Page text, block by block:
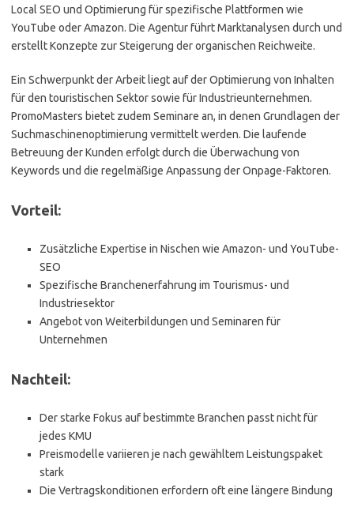
Local SEO und Optimierung für spezifische Plattformen wie
YouTube oder Amazon. Die Agentur führt Marktanalysen durch und
erstellt Konzepte zur Steigerung der organischen Reichweite.
Ein Schwerpunkt der Arbeit liegt auf der Optimierung von Inhalten
für den touristischen Sektor sowie für Industrieunternehmen.
PromoMasters bietet zudem Seminare an, in denen Grundlagen der
Suchmaschinenoptimierung vermittelt werden. Die laufende
Betreuung der Kunden erfolgt durch die Überwachung von
Keywords und die regelmäßige Anpassung der Onpage-Faktoren.
Vorteil:
Zusätzliche Expertise in Nischen wie Amazon- und YouTube-
SEO
Spezifische Branchenerfahrung im Tourismus- und
Industriesektor
Angebot von Weiterbildungen und Seminaren für
Unternehmen
Nachteil:
Der starke Fokus auf bestimmte Branchen passt nicht für
jedes KMU
Preismodelle variieren je nach gewähltem Leistungspaket
stark
Die Vertragskonditionen erfordern oft eine längere Bindung